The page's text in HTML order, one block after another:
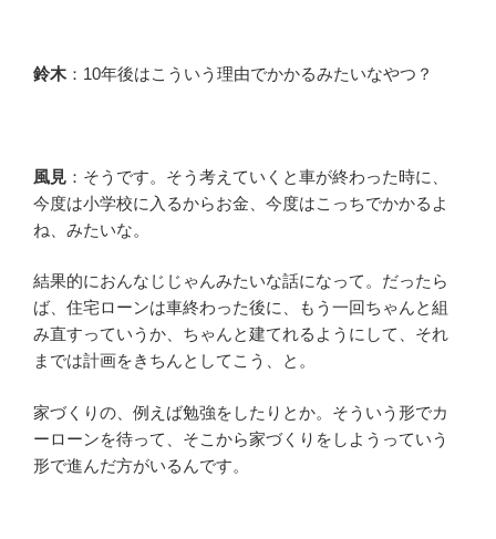
鈴木：10年後はこういう理由でかかるみたいなやつ？
風見 ：そうです。そう考えていくと車が終わった時に、
今度は小学校に入るからお金、今度はこっちでかかるよ
ね、みたいな。
結果的におんなじじゃんみたいな話になって。だったら
ば、住宅ローンは車終わった後に、もう一回ちゃんと組
み直すっていうか、ちゃんと建てれるようにして、それ
までは計画をきちんとしてこう、と。
家づくりの、例えば勉強をしたりとか。そういう形でカ
ーローンを待って、そこから家づくりをしようっていう
形で進んだ方がいるんです。